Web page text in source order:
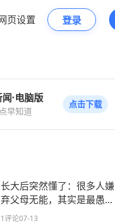
页设置 登录
·电脑版
早知道
点击下载
长大后突然懂了：很多人嫌
弃父母无能，其实是最愚蠢
的通透
1评论07-13